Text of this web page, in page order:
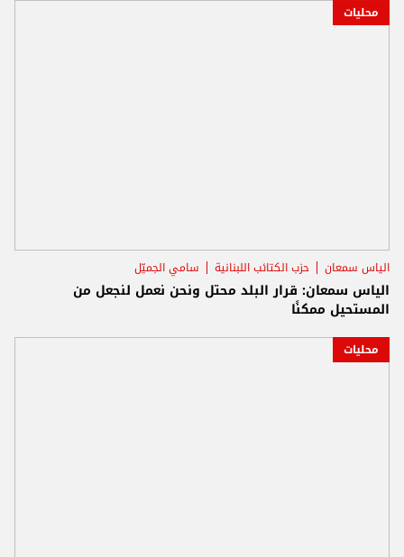
محليات
الياس سمعان حزب الكتائب اللبنانية سامي الجميّل
الياس سمعان: قرار البلد محتل ونحن نعمل لنجعل من
المستحيل ممكنًا
محليات